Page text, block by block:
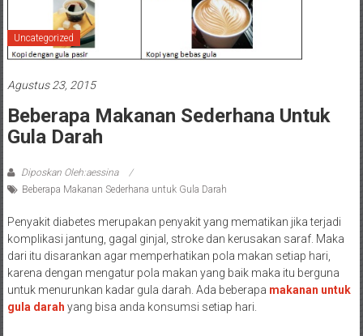
Uncategorized
Agustus 23, 2015
Beberapa Makanan Sederhana Untuk
Gula Darah
Diposkan Oleh:aessina
Beberapa Makanan Sederhana untuk Gula Darah
Penyakit diabetes merupakan penyakit yang mematikan jika terjadi
komplikasi jantung, gagal ginjal, stroke dan kerusakan saraf. Maka
dari itu disarankan agar memperhatikan pola makan setiap hari,
karena dengan mengatur pola makan yang baik maka itu berguna
untuk menurunkan kadar gula darah. Ada beberapa makanan untuk
gula darah yang bisa anda konsumsi setiap hari.